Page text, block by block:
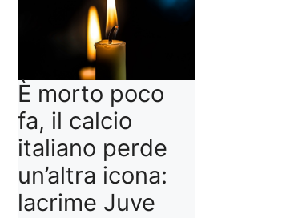
È morto poco
fa, il calcio
italiano perde
un’altra icona:
lacrime Juve